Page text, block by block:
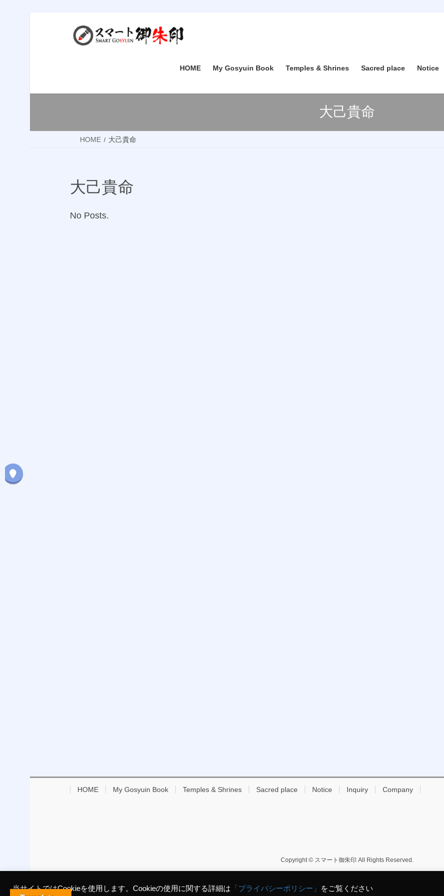
HOME My Gosyuin Book Temples & Shrines Sacred place Notice
大己貴命
HOME 大己貴命
大己貴命
No Posts.
HOME My Gosyuin Book Temples & Shrines Sacred place Notice Inquiry Company
Copyright © スマート御朱印 All Rights Reserved.
当サイトではCookieを使用します。Cookieの使用に関する詳細は 「プライバシーポリシー」 をご覧ください